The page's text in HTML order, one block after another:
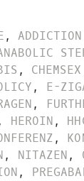
,
, CHEMSEX
, E-
,
HEROIN,
,
, NITAZEN,
,